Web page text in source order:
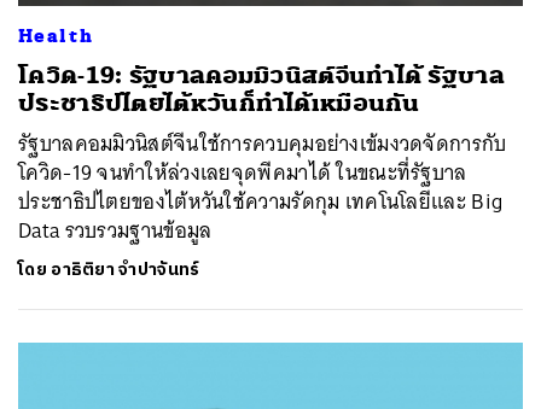
Health
โควิด-19: รัฐบาลคอมมิวนิสต์จีนทำได้ รัฐบาล
ประชาธิปไตยไต้หวันก็ทำได้เหมือนกัน
รัฐบาลคอมมิวนิสต์จีนใช้การควบคุมอย่างเข้มงวดจัดการกับ
โควิด-19 จนทำให้ล่วงเลยจุดพีคมาได้ ในขณะที่รัฐบาล
ประชาธิปไตยของไต้หวันใช้ความรัดกุม เทคโนโลยีและ Big
Data รวบรวมฐานข้อมูล
โดย อาธิติยา จำปาจันทร์